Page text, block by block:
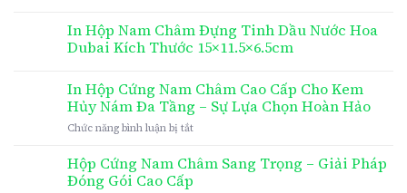
In Hộp Nam Châm Đựng Tinh Dầu Nước Hoa
Dubai Kích Thước 15×11.5×6.5cm
In Hộp Cứng Nam Châm Cao Cấp Cho Kem
Hủy Nám Đa Tầng – Sự Lựa Chọn Hoàn Hảo
Chức năng bình luận bị tắtở
Hộp
Cứng
Hộp Cứng Nam Châm Sang Trọng – Giải Pháp
Đóng Gói Cao Cấp